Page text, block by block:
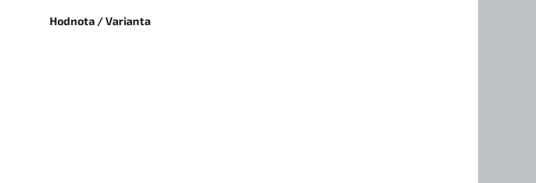
Hodnota / Varianta